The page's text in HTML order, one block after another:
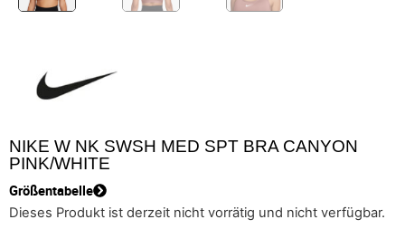
NIKE W NK SWSH MED SPT BRA CANYON
PINK/WHITE
Größentabelle
Dieses Produkt ist derzeit nicht vorrätig und nicht verfügbar.